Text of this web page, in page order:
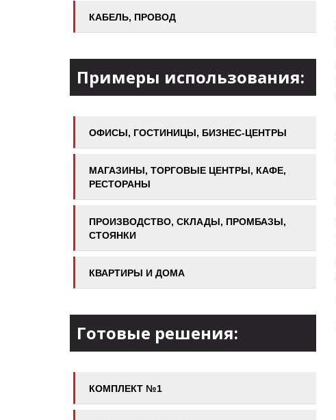
КАБЕЛЬ, ПРОВОД
Примеры использования:
ОФИСЫ, ГОСТИНИЦЫ, БИЗНЕС-ЦЕНТРЫ
МАГАЗИНЫ, ТОРГОВЫЕ ЦЕНТРЫ, КАФЕ,
РЕСТОРАНЫ
ПРОИЗВОДСТВО, СКЛАДЫ, ПРОМБАЗЫ,
СТОЯНКИ
КВАРТИРЫ И ДОМА
Готовые решения:
КОМПЛЕКТ №1